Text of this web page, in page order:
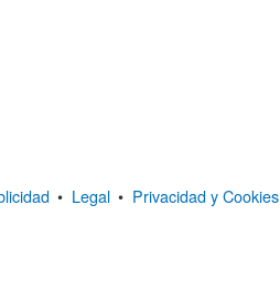
• Legal • Privacidad y Cookies